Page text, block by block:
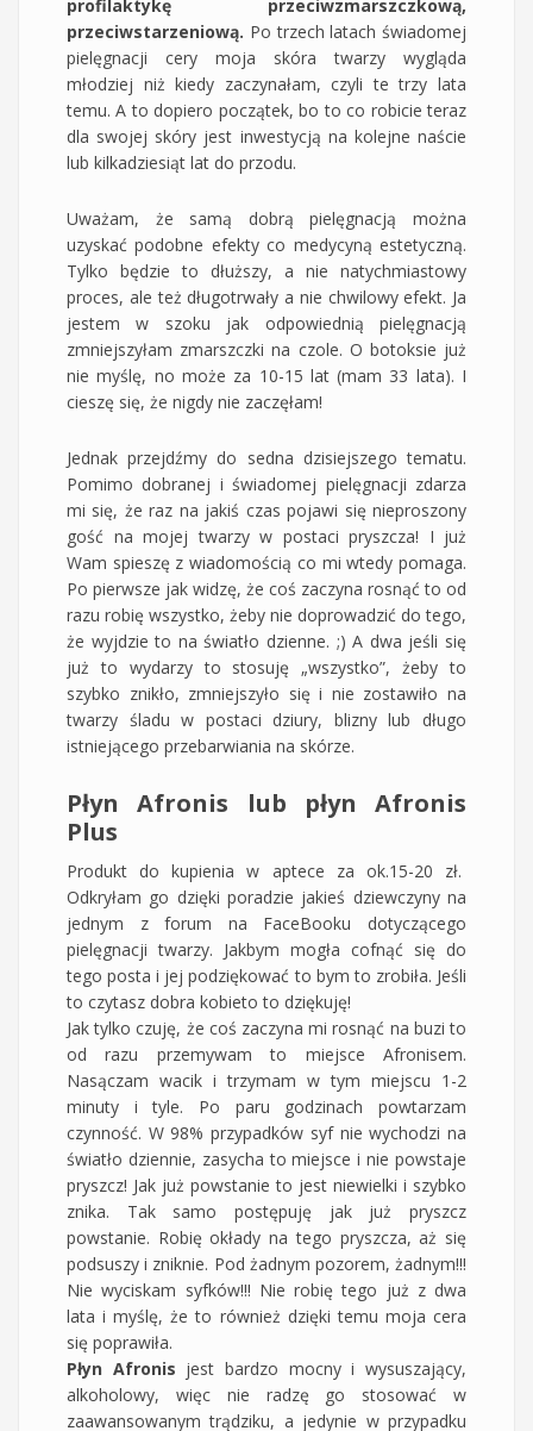
profilaktykę przeciwzmarszczkową,
przeciwstarzeniową. Po trzech latach świadomej
pielęgnacji cery moja skóra twarzy wygląda
młodziej niż kiedy zaczynałam, czyli te trzy lata
temu. A to dopiero początek, bo to co robicie teraz
dla swojej skóry jest inwestycją na kolejne naście
lub kilkadziesiąt lat do przodu.
Uważam, że samą dobrą pielęgnacją można
uzyskać podobne efekty co medycyną estetyczną.
Tylko będzie to dłuższy, a nie natychmiastowy
proces, ale też długotrwały a nie chwilowy efekt. Ja
jestem w szoku jak odpowiednią pielęgnacją
zmniejszyłam zmarszczki na czole. O botoksie już
nie myślę, no może za 10-15 lat (mam 33 lata). I
cieszę się, że nigdy nie zaczęłam!
Jednak przejdźmy do sedna dzisiejszego tematu.
Pomimo dobranej i świadomej pielęgnacji zdarza
mi się, że raz na jakiś czas pojawi się nieproszony
gość na mojej twarzy w postaci pryszcza! I już
Wam spieszę z wiadomością co mi wtedy pomaga.
Po pierwsze jak widzę, że coś zaczyna rosnąć to od
razu robię wszystko, żeby nie doprowadzić do tego,
że wyjdzie to na światło dzienne. ;) A dwa jeśli się
już to wydarzy to stosuję „wszystko”, żeby to
szybko znikło, zmniejszyło się i nie zostawiło na
twarzy śladu w postaci dziury, blizny lub długo
istniejącego przebarwiania na skórze.
Płyn Afronis lub płyn Afronis
Plus
Produkt do kupienia w aptece za ok.15-20 zł.
Odkryłam go dzięki poradzie jakieś dziewczyny na
jednym z forum na FaceBooku dotyczącego
pielęgnacji twarzy. Jakbym mogła cofnąć się do
tego posta i jej podziękować to bym to zrobiła. Jeśli
to czytasz dobra kobieto to dziękuję!
Jak tylko czuję, że coś zaczyna mi rosnąć na buzi to
od razu przemywam to miejsce Afronisem.
Nasączam wacik i trzymam w tym miejscu 1-2
minuty i tyle. Po paru godzinach powtarzam
czynność. W 98% przypadków syf nie wychodzi na
światło dziennie, zasycha to miejsce i nie powstaje
pryszcz! Jak już powstanie to jest niewielki i szybko
znika. Tak samo postępuję jak już pryszcz
powstanie. Robię okłady na tego pryszcza, aż się
podsuszy i zniknie. Pod żadnym pozorem, żadnym!!!
Nie wyciskam syfków!!! Nie robię tego już z dwa
lata i myślę, że to również dzięki temu moja cera
się poprawiła.
Płyn Afronis jest bardzo mocny i wysuszający,
alkoholowy, więc nie radzę go stosować w
zaawansowanym trądziku, a jedynie w przypadku